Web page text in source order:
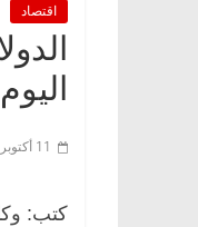
اقتصاد
اليوم
11 أكتوبر، 2021
كتب: